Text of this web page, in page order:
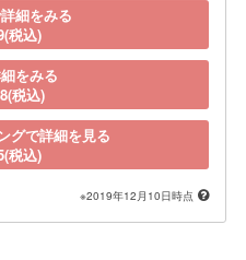
細をみる
税込)
をみる
税込)
グで詳細を見る
税込)
※2019年12月10日時点